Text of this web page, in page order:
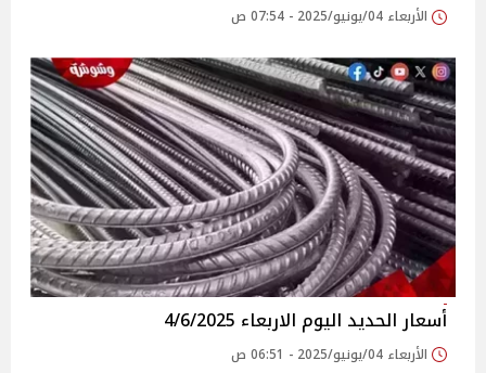
الأربعاء 04/يونيو/2025 - 07:54 ص
أسعار الحديد اليوم الاربعاء 4/6/2025
الأربعاء 04/يونيو/2025 - 06:51 ص